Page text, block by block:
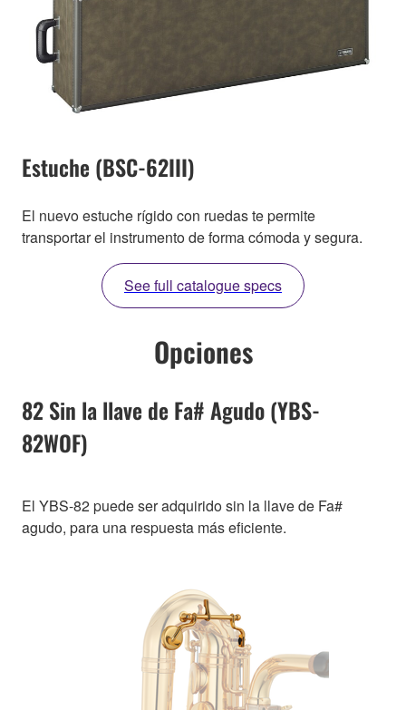
Estuche (BSC-62III)
El nuevo estuche rígido con ruedas te permite
transportar el instrumento de forma cómoda y segura.
See full catalogue specs
Opciones
82 Sin la llave de Fa# Agudo (YBS-
82WOF)
El YBS-82 puede ser adquirido sin la llave de Fa#
agudo, para una respuesta más eficiente.